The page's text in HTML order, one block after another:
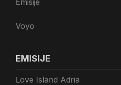
Emisije
Voyo
EMISIJE
Love Island Adria